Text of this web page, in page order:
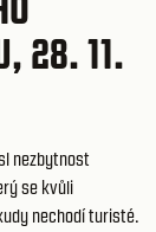
28. 11.
nezbytnost
se kvůli
nechodí turisté.